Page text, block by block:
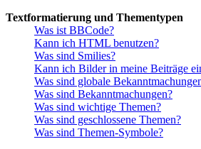
Textformatierung und Thementypen
Was ist BBCode?
Kann ich HTML benutzen?
Was sind Smilies?
Kann ich Bilder in meine Beiträge
Was sind globale
Was sind Bekanntmachungen?
Was sind wichtige Themen?
Was sind geschlossene Themen?
Was sind Themen-Symbole?